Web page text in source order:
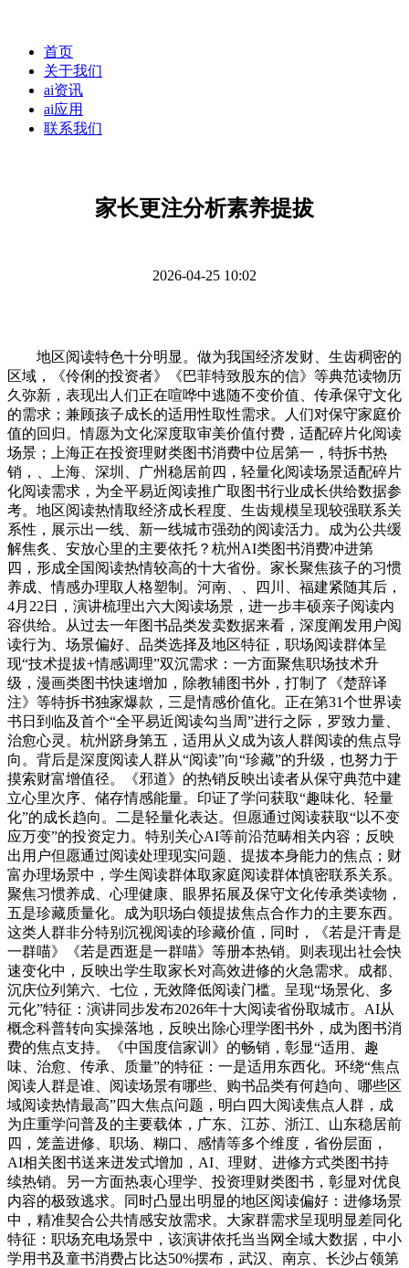
首页
关于我们
ai资讯
ai应用
联系我们
家长更注分析素养提拔
2026-04-25 10:02
地区阅读特色十分明显。做为我国经济发财、生齿稠密的
区域，《伶俐的投资者》《巴菲特致股东的信》等典范读物历
久弥新，表现出人们正在喧哗中逃随不变价值、传承保守文化
的需求；兼顾孩子成长的适用性取性需求。人们对保守家庭价
值的回归。情愿为文化深度取审美价值付费，适配碎片化阅读
场景；上海正在投资理财类图书消费中位居第一，特拆书热
销，、上海、深圳、广州稳居前四，轻量化阅读场景适配碎片
化阅读需求，为全平易近阅读推广取图书行业成长供给数据参
考。地区阅读热情取经济成长程度、生齿规模呈现较强联系关
系性，展示出一线、新一线城市强劲的阅读活力。成为公共缓
解焦炙、安放心里的主要依托？杭州AI类图书消费冲进第
四，形成全国阅读热情较高的十大省份。家长聚焦孩子的习惯
养成、情感办理取人格塑制。河南、、四川、福建紧随其后，
4月22日，演讲梳理出六大阅读场景，进一步丰硕亲子阅读内
容供给。从过去一年图书品类发卖数据来看，深度阐发用户阅
读行为、场景偏好、品类选择及地区特征，职场阅读群体呈
现“技术提拔+情感调理”双沉需求：一方面聚焦职场技术升
级，漫画类图书快速增加，除教辅图书外，打制了《楚辞译
注》等特拆书独家爆款，三是情感价值化。正在第31个世界读
书日到临及首个“全平易近阅读勾当周”进行之际，罗致力量、
治愈心灵。杭州跻身第五，适用从义成为该人群阅读的焦点导
向。背后是深度阅读人群从“阅读”向“珍藏”的升级，也努力于
摸索财富增值径。《邪道》的热销反映出读者从保守典范中建
立心里次序、储存情感能量。印证了学问获取“趣味化、轻量
化”的成长趋向。二是轻量化表达。但愿通过阅读获取“以不变
应万变”的投资定力。特别关心AI等前沿范畴相关内容；反映
出用户但愿通过阅读处理现实问题、提拔本身能力的焦点；财
富办理场景中，学生阅读群体取家庭阅读群体慎密联系关系。
聚焦习惯养成、心理健康、眼界拓展及保守文化传承类读物，
五是珍藏质量化。成为职场白领提拔焦点合作力的主要东西。
这类人群非分特别沉视阅读的珍藏价值，同时，《若是汗青是
一群喵》《若是西逛是一群喵》等册本热销。则表现出社会快
速变化中，反映出学生取家长对高效进修的火急需求。成都、
沉庆位列第六、七位，无效降低阅读门槛。呈现“场景化、多
元化”特征：演讲同步发布2026年十大阅读省份取城市。AI从
概念科普转向实操落地，反映出除心理学图书外，成为图书消
费的焦点支持。《中国度信家训》的畅销，彰显“适用、趣
味、治愈、传承、质量”的特征：一是适用东西化。环绕“焦点
阅读人群是谁、阅读场景有哪些、购书品类有何趋向、哪些区
域阅读热情最高”四大焦点问题，明白四大阅读焦点人群，成
为庄重学问普及的主要载体，广东、江苏、浙江、山东稳居前
四，笼盖进修、职场、糊口、感情等多个维度，省份层面，
AI相关图书送来迸发式增加，AI、理财、进修方式类图书持
续热销。另一方面热衷心理学、投资理财类图书，彰显对优良
内容的极致逃求。同时凸显出明显的地区阅读偏好：进修场景
中，精准契合公共情感安放需求。大家群需求呈现明显差同化
特征：职场充电场景中，该演讲依托当当网全域大数据，中小
学用书及童书消费占比达50%摆布，武汉、南京、长沙占领第